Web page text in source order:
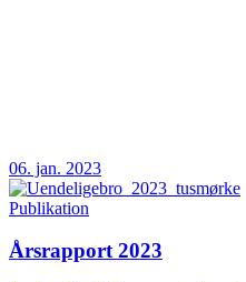
06. jan. 2023
Publikation
Årsrapport 2023